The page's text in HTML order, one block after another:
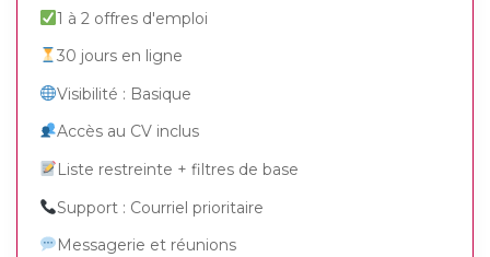
1 à 2 offres d'emploi
30 jours en ligne
Visibilité : Basique
Accès au CV inclus
Liste restreinte + filtres de base
Support : Courriel prioritaire
Messagerie et réunions